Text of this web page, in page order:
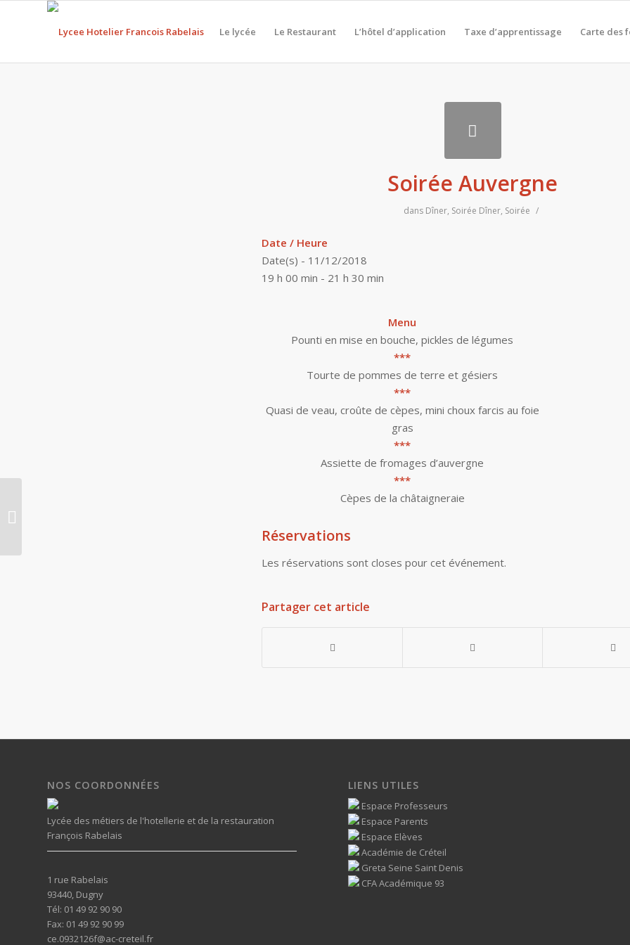
Le lycée Le Restaurant L’hôtel d’application Taxe d’apprentissage Carte des
Soirée Auvergne
dans Dîner, Soirée Dîner, Soirée /
Date / Heure
Date(s) - 11/12/2018
19 h 00 min - 21 h 30 min
Menu
Pounti en mise en bouche, pickles de légumes
***
Tourte de pommes de terre et gésiers
***
Quasi de veau, croûte de cèpes, mini choux farcis au foie
gras
***
Assiette de fromages d’auvergne
***
Cèpes de la châtaigneraie
Réservations
Les réservations sont closes pour cet événement.
Partager cet article
NOS COORDONNÉES
Lycée des métiers de l'hotellerie et de la restauration
François Rabelais
1 rue Rabelais
93440, Dugny
Tél: 01 49 92 90 90
Fax: 01 49 92 90 99
ce.0932126f@ac-creteil.fr
LIENS UTILES
Espace Professeurs
Espace Parents
Espace Elèves
Académie de Créteil
Greta Seine Saint Denis
CFA Académique 93